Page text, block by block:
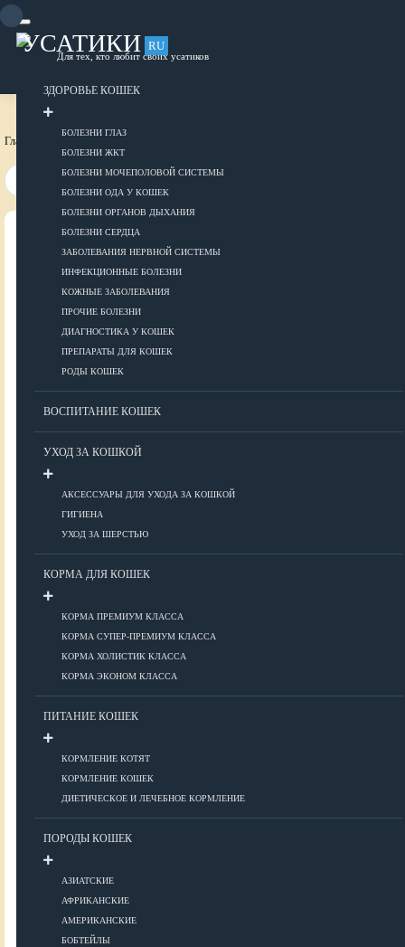
Skip
to
contentУСАТИКИ RU
Для тех, кто любит своих усатиков
РАЗМЕСТИТЬ ОБЪЯВЛЕНИЕ
ЗДОРОВЬЕ КОШЕК
БОЛЕЗНИ ГЛАЗ
БОЛЕЗНИ ЖКТ
БОЛЕЗНИ МОЧЕПОЛОВОЙ СИСТЕМЫ
БОЛЕЗНИ ОДА У КОШЕК
БОЛЕЗНИ ОРГАНОВ ДЫХАНИЯ
БОЛЕЗНИ СЕРДЦА
ЗАБОЛЕВАНИЯ НЕРВНОЙ СИСТЕМЫ
ИНФЕКЦИОННЫЕ БОЛЕЗНИ
КОЖНЫЕ ЗАБОЛЕВАНИЯ
ПРОЧИЕ БОЛЕЗНИ
ДИАГНОСТИКА У КОШЕК
ПРЕПАРАТЫ ДЛЯ КОШЕК
РОДЫ КОШЕК
ВОСПИТАНИЕ КОШЕК
УХОД ЗА КОШКОЙ
АКСЕССУАРЫ ДЛЯ УХОДА ЗА КОШКОЙ
ГИГИЕНА
УХОД ЗА ШЕРСТЬЮ
КОРМА ДЛЯ КОШЕК
КОРМА ПРЕМИУМ КЛАССА
КОРМА СУПЕР-ПРЕМИУМ КЛАССА
КОРМА ХОЛИСТИК КЛАССА
КОРМА ЭКОНОМ КЛАССА
ПИТАНИЕ КОШЕК
КОРМЛЕНИЕ КОТЯТ
КОРМЛЕНИЕ КОШЕК
ДИЕТИЧЕСКОЕ И ЛЕЧЕБНОЕ КОРМЛЕНИЕ
ПОРОДЫ КОШЕК
АЗИАТСКИЕ
АФРИКАНСКИЕ
АМЕРИКАНСКИЕ
БОБТЕЙЛЫ
ОБЪЯВЛЕНИЯ
Главная страница
ВСЕ О КОШКАХ
Болезни глаз
Болезни ЖКТ
Кожные заболевания
Диагностика у кошек
Препараты для кошек
Роды кошек
Аксессуары для ухода
Гигиена
Уход за шерстью
Корма премиум класса